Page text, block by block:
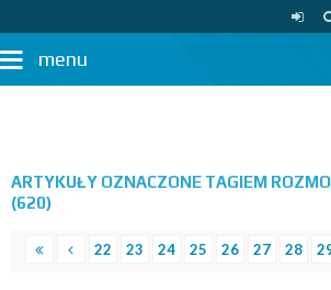
menu
ARTYKUŁY OZNACZONE TAGIEM
(620)
22 23 24 25 26 27 28